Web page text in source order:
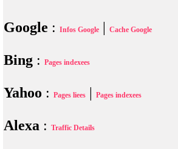
Google : Infos Google | Cache Google
Bing : Pages indexees
Yahoo : Pages liees | Pages indexees
Alexa : Traffic Details